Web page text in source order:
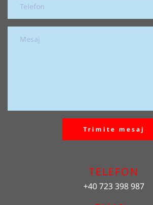
Trimite mesaj
TELEFON
+40 723 398 987